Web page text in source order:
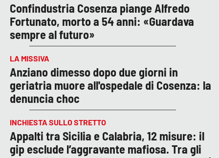
Confindustria Cosenza piange Alfredo
Fortunato, morto a 54 anni: «Guardava
sempre al futuro»
LA MISSIVA
Anziano dimesso dopo due giorni in
geriatria muore all'ospedale di Cosenza: la
denuncia choc
INCHIESTA SULLO STRETTO
Appalti tra Sicilia e Calabria, 12 misure: il
gip esclude l’aggravante mafiosa. Tra gli